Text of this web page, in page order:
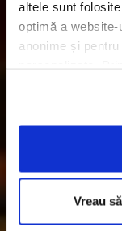
altele sunt
optimă a
anonime și
din afara UE care
protecție a
tehnologiile pe
acestora. Aveți
urilor în orice
Vreau